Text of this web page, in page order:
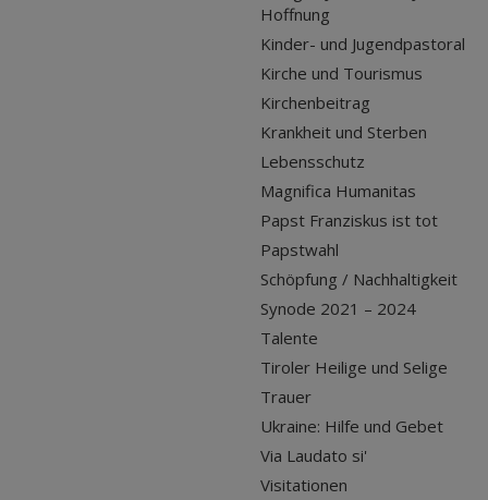
Hoffnung
Kinder- und Jugendpastoral
Kirche und Tourismus
Kirchenbeitrag
Krankheit und Sterben
Lebensschutz
Magnifica Humanitas
Papst Franziskus ist tot
Papstwahl
Schöpfung / Nachhaltigkeit
Synode 2021 – 2024
Talente
Tiroler Heilige und Selige
Trauer
Ukraine: Hilfe und Gebet
Via Laudato si'
Visitationen